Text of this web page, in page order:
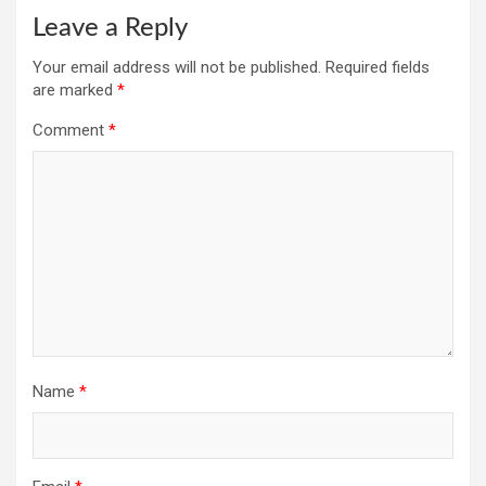
Leave a Reply
Your email address will not be published. Required fields
are marked *
Comment *
Name *